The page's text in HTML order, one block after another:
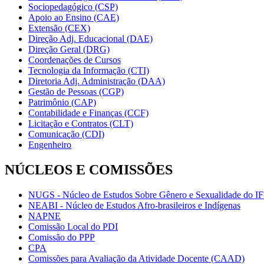
Sociopedagógico (CSP)
Apoio ao Ensino (CAE)
Extensão (CEX)
Direção Adj. Educacional (DAE)
Direção Geral (DRG)
Coordenações de Cursos
Tecnologia da Informação (CTI)
Diretoria Adj. Administração (DAA)
Gestão de Pessoas (CGP)
Patrimônio (CAP)
Contabilidade e Finanças (CCF)
Licitação e Contratos (CLT)
Comunicação (CDI)
Engenheiro
NÚCLEOS E COMISSÕES
NUGS - Núcleo de Estudos Sobre Gênero e Sexualidade do
NEABI - Núcleo de Estudos Afro-brasileiros e Indígenas
NAPNE
Comissão Local do PDI
Comissão do PPP
CPA
Comissões para Avaliação da Atividade Docente (CAAD)